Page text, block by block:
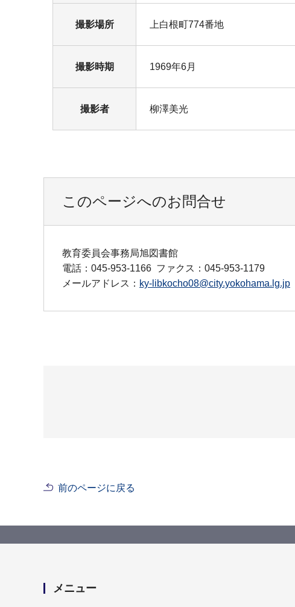
撮影場所 上白根町774番地
撮影時期 1969年6月
撮影者 柳澤美光
このページへのお問合せ
教育委員会事務局旭図書館
電話：045-953-1166 ファクス：045-953-1179
メールアドレス： ky-libkocho08@city.yokohama.lg.jp
前のページに戻る
メニュー